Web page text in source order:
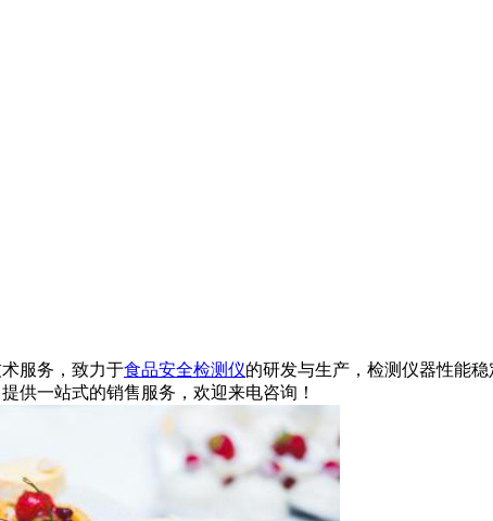
服务，致力于食品安全检测仪的研发与生产，检测仪器性能
供一站式的销售服务，欢迎来电咨询！